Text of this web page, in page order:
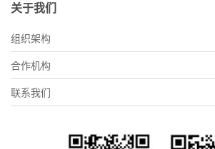
关于我们
组织架构
合作机构
联系我们